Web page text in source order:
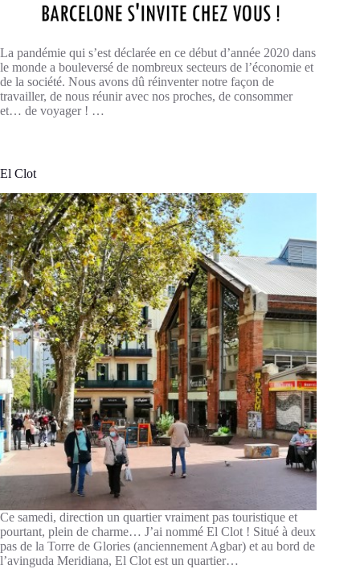
La pandémie qui s’est déclarée en ce début d’année 2020 dans
le monde a bouleversé de nombreux secteurs de l’économie et
de la société. Nous avons dû réinventer notre façon de
travailler, de nous réunir avec nos proches, de consommer
et… de voyager ! …
El Clot
Ce samedi, direction un quartier vraiment pas touristique et
pourtant, plein de charme… J’ai nommé El Clot ! Situé à deux
pas de la Torre de Glories (anciennement Agbar) et au bord de
l’avinguda Meridiana, El Clot est un quartier…